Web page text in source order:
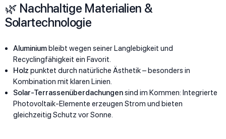
🌿 Nachhaltige Materialien &
Solartechnologie
Aluminiumbleibt wegen seiner Langlebigkeit und
Recyclingfähigkeit ein Favorit.
Holz punktet durch natürliche Ästhetik – besonders in
Kombination mit klaren Linien.
Solar-Terrassenüberdachungensind im Kommen: Integrierte
Photovoltaik-Elemente erzeugen Strom und bieten
gleichzeitig Schutz vor Sonne.